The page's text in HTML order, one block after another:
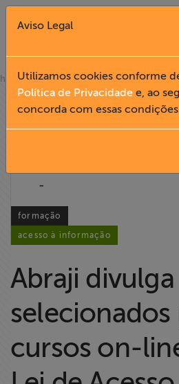
Fechar X
English
Institucional
Formação
Acesso à
Informação
Liberdade de
Projetos
home»notícias
07.03
-
formação
acesso à informação
Abraji divulga
selecionados
cursos on-
Aviso Legal
Utilizamos cookies conforme
Política de Privacidade e, ao
concorda com essas